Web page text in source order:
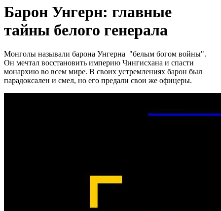
Барон Унгерн: главные
тайны белого генерала
Монголы называли барона Унгерна "белым богом войны".
Он мечтал восстановить империю Чингисхана и спасти
монархию во всем мире. В своих устремлениях барон был
парадоксален и смел, но его предали свои же офицеры.